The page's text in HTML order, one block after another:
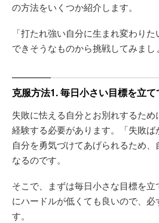
の方法をいくつか紹介します。
「打たれ強い自分に生まれ変わり
できそうなものから挑戦してみまし
克服方法1. 毎日小さい目標を立
失敗に怯える自分とお別れするた
経験する必要があります。「失敗
自分を勇気づけてあげられるため
なるのです。
そこで、まずは毎日小さな目標を
にハードルが低くても良いので、必
す。